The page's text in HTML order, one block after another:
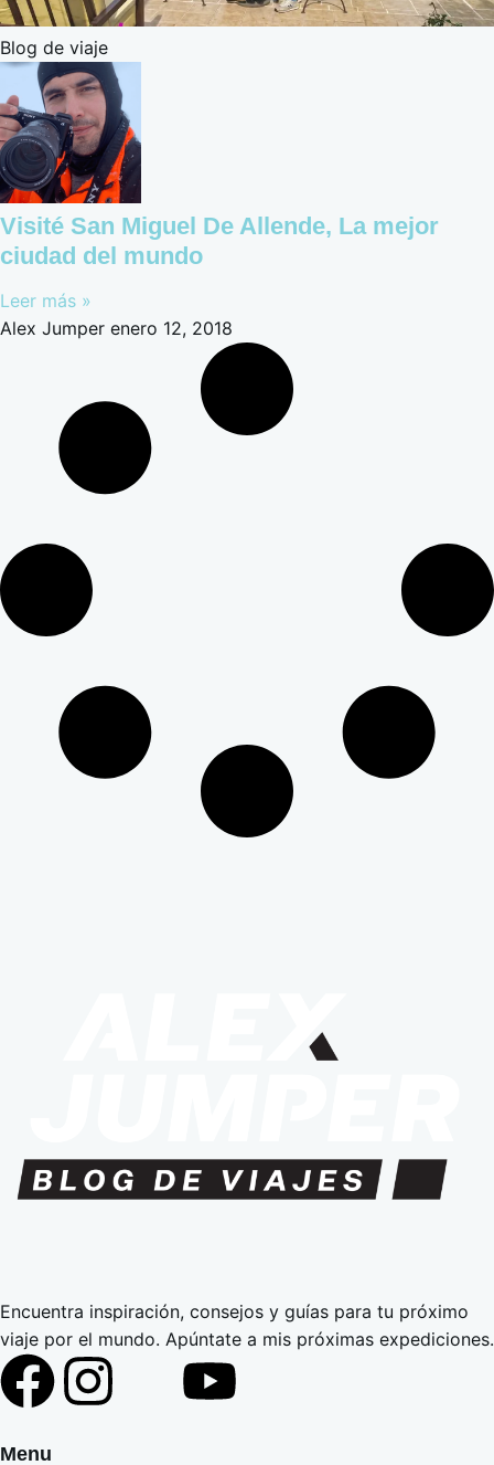
Blog de viaje
Visité San Miguel De Allende, La mejor
ciudad del mundo
Leer más »
Alex Jumper enero 12, 2018
Encuentra inspiración, consejos y guías para tu próximo
viaje por el mundo. Apúntate a mis próximas expediciones.
Menu